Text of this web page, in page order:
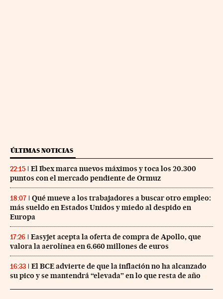
ÚLTIMAS NOTICIAS
22:15
El Ibex marca nuevos máximos y toca los 20.300
puntos con el mercado pendiente de Ormuz
18:07
Qué mueve a los trabajadores a buscar otro empleo:
más sueldo en Estados Unidos y miedo al despido en
Europa
17:26
Easyjet acepta la oferta de compra de Apollo, que
valora la aerolínea en 6.660 millones de euros
16:33
El BCE advierte de que la inflación no ha alcanzado
su pico y se mantendrá “elevada” en lo que resta de año